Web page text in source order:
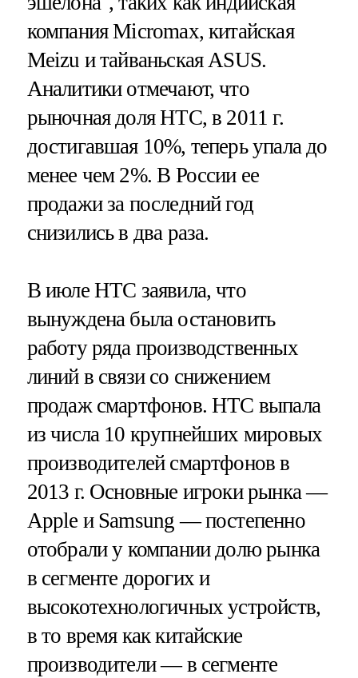
компания Micromax, китайская
Meizu и тайваньская ASUS.
Аналитики отмечают, что
рыночная доля HTC, в 2011 г.
достигавшая 10%, теперь упала до
менее чем 2%. В России ее
продажи за последний год
снизились в два раза.
В июле HTC заявила, что
вынуждена была остановить
работу ряда производственных
линий в связи со снижением
продаж смартфонов. HTC выпала
из числа 10 крупнейших мировых
производителей смартфонов в
2013 г. Основные игроки рынка —
Apple и Samsung — постепенно
отобрали у компании долю рынка
в сегменте дорогих и
высокотехнологичных устройств,
в то время как китайские
производители — в сегменте